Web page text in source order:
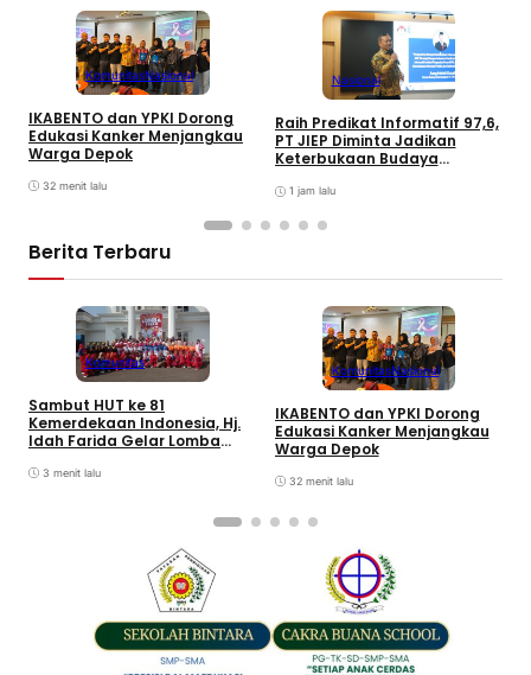
KomunitasNasional
IKABENTO dan YPKI Dorong
Edukasi Kanker Menjangkau
Warga Depok
32 menit lalu
Nasional
Raih Predikat Informatif 97,6,
PT JIEP Diminta Jadikan
Keterbukaan Budaya
1 jam lalu
Berita Terbaru
Komunitas
Sambut HUT ke 81
Kemerdekaan Indonesia, Hj.
Idah Farida Gelar Lomba
Kecamatan Sukamakmur
3 menit lalu
KomunitasNasional
IKABENTO dan YPKI Dorong
Edukasi Kanker Menjangkau
Warga Depok
32 menit lalu